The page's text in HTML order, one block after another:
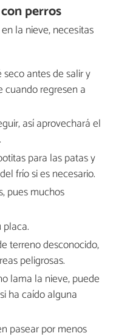
perros
la nieve, necesitas
antes de salir y
regresen a
así aprovechará el
para las patas y
frío si es necesario.
pues muchos
placa.
terreno desconocido,
peligrosas.
lama la nieve, puede
ha caído alguna
pasear por menos